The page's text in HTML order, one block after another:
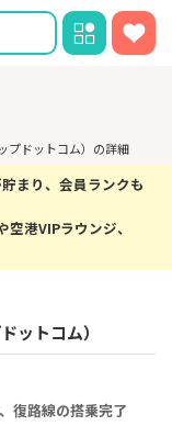
プドットコム）の詳細
まり、会員ランクも
港VIPラウンジ、
ットコム）
復路線の搭乗完了